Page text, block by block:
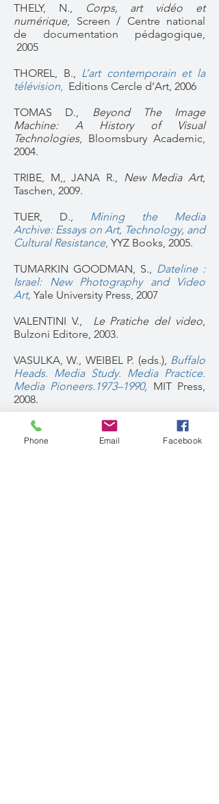
THELY, N.,
Corps, art vidéo et
numérique, Screen / Centre national
de documentation pédagogique,
2005
THOREL, B., L’art contemporain et la
télévision, Editions Cercle d’Art, 2006
TOMAS D., Beyond The Image
Machine: A History of Visual
Technologies, Bloomsbury Academic,
2004.
TRIBE, M,, JANA R., New Media Art,
Taschen, 2009.
TUER, D., Mining the Media
Archive: Essays on Art, Technology, and
Cultural Resistance, YYZ Books, 2005.
TUMARKIN GOODMAN, S., Dateline :
Israel: New Photography and Video
Art, Yale University Press, 2007
VALENTINI V., Le Pratiche del video,
Bulzoni Editore, 2003.
VASULKA, W., WEIBEL P. (eds.), Buffalo
Heads. Media Study. Media Practice.
Media Pioneers.1973–1990, MIT Press,
2008.
"Video : Vintage and Current"
Millenium Film Journal,
n.42, Fall 2004.
Phone Email Facebook